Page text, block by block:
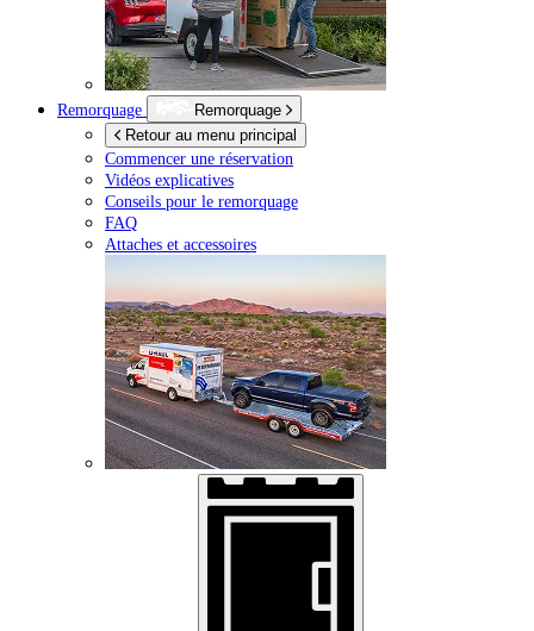
Remorquage
Remorquage
Retour au menu principal
Commencer une réservation
Vidéos explicatives
Conseils pour le remorquage
FAQ
Attaches et accessoires